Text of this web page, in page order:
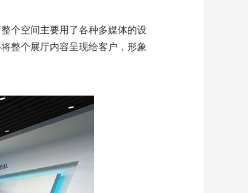
个空间主要用了各种多媒体的设
整个展厅内容呈现给客户，形象